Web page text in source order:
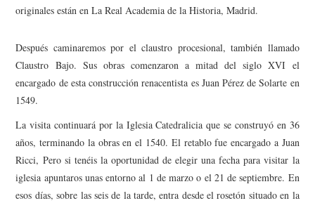
originales están en La Real Academia de la Historia, Madrid.
Después caminaremos por el claustro procesional, también llamado
Claustro Bajo. Sus obras comenzaron a mitad del siglo XVI el
encargado de esta construcción renacentista es Juan Pérez de Solarte en
1549.
La visita continuará por la Iglesia Catedralicia que se construyó en 36
años, terminando la obras en el 1540. El retablo fue encargado a Juan
Ricci, Pero si tenéis la oportunidad de elegir una fecha para visitar la
iglesia apuntaros unas entorno al 1 de marzo o el 21 de septiembre. En
esos días, sobre las seis de la tarde, entra desde el rosetón situado en la